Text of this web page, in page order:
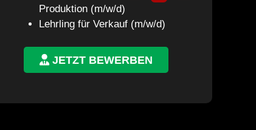
Produktion (m/w/d)
Lehrling für Verkauf (m/w/d)
JETZT BEWERBEN